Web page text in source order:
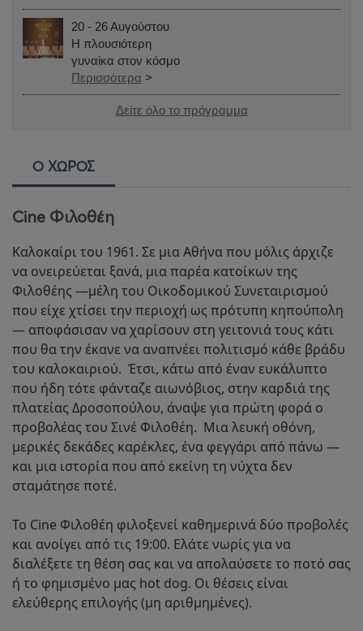
20 - 26 Αυγούστου
Η πλουσιότερη
γυναίκα στον κόσμο
Περισσότερα >
Δείτε όλο το πρόγραμμα
Ο ΧΩΡΟΣ
Cine Φιλοθέη
Καλοκαίρι του 1961. Σε μια Αθήνα που μόλις άρχιζε
να ονειρεύεται ξανά, μια παρέα κατοίκων της
Φιλοθέης —μέλη του Οικοδομικού Συνεταιρισμού
που είχε χτίσει την περιοχή ως πρότυπη κηπούπολη
— αποφάσισαν να χαρίσουν στη γειτονιά τους κάτι
που θα την έκανε να αναπνέει πολιτισμό κάθε βράδυ
του καλοκαιριού.​ ​ Έτσι, κάτω από έναν ευκάλυπτο
που ήδη τότε φάνταζε αιωνόβιος, στην καρδιά της
πλατείας Δροσοπούλου, άναψε για πρώτη φορά ο
προβολέας του Σινέ Φιλοθέη.​ ​ Μια λευκή οθόνη,
μερικές δεκάδες καρέκλες, ένα φεγγάρι από πάνω —
και μια ιστορία που από εκείνη τη νύχτα δεν
σταμάτησε ποτέ.​
Το Cine Φιλοθέη φιλοξενεί καθημερινά δύο προβολές
και ανοίγει από τις 19:00. Ελάτε νωρίς για να
διαλέξετε τη θέση σας και να απολαύσετε το ποτό σας
ή το φημισμένο μας hot dog. Οι θέσεις είναι
ελεύθερης επιλογής (μη αριθμημένες).